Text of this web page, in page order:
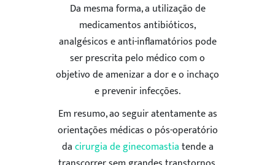
Da mesma forma, a utilização de
medicamentos antibióticos,
analgésicos e anti-inflamatórios pode
ser prescrita pelo médico com o
objetivo de amenizar a dor e o inchaço
e prevenir infecções.
Em resumo, ao seguir atentamente as
orientações médicas o pós-operatório
dacirurgia de ginecomastiatende a